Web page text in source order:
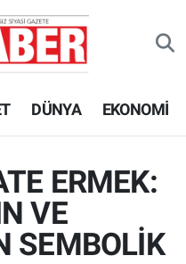
DÜNYA EKONOMİ
ERMEK:
VE
SEMBOLİK
Haritası
Fikstür